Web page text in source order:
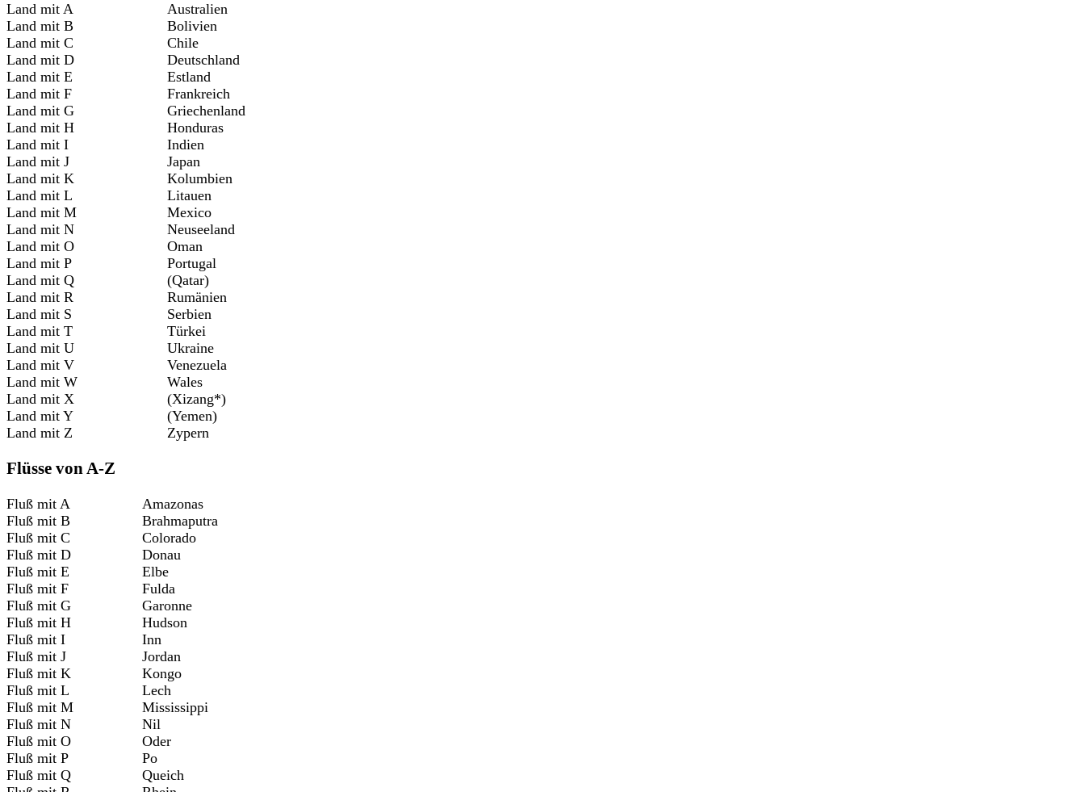
Land mit A
Australien
Land mit B
Bolivien
Land mit C
Chile
Land mit D
Deutschland
Land mit E
Estland
Land mit F
Frankreich
Land mit G
Griechenland
Land mit H
Honduras
Land mit I
Indien
Land mit J
Japan
Land mit K
Kolumbien
Land mit L
Litauen
Land mit M
Mexico
Land mit N
Neuseeland
Land mit O
Oman
Land mit P
Portugal
Land mit Q
(Qatar)
Land mit R
Rumänien
Land mit S
Serbien
Land mit T
Türkei
Land mit U
Ukraine
Land mit V
Venezuela
Land mit W
Wales
Land mit X
(Xizang*)
Land mit Y
(Yemen)
Land mit Z
Zypern
Flüsse von A-Z
Fluß mit A
Amazonas
Fluß mit B
Brahmaputra
Fluß mit C
Colorado
Fluß mit D
Donau
Fluß mit E
Elbe
Fluß mit F
Fulda
Fluß mit G
Garonne
Fluß mit H
Hudson
Fluß mit I
Inn
Fluß mit J
Jordan
Fluß mit K
Kongo
Fluß mit L
Lech
Fluß mit M
Mississippi
Fluß mit N
Nil
Fluß mit O
Oder
Fluß mit P
Po
Fluß mit Q
Queich